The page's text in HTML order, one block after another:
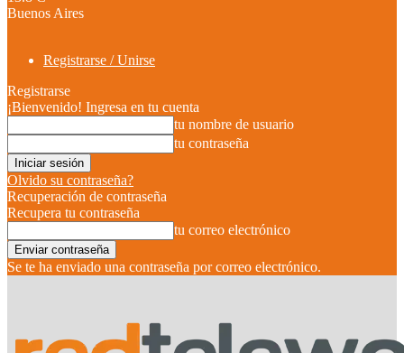
Buenos Aires
Registrarse / Unirse
Registrarse
¡Bienvenido! Ingresa en tu cuenta
tu nombre de usuario
tu contraseña
Olvido su contraseña?
Recuperación de contraseña
Recupera tu contraseña
tu correo electrónico
Se te ha enviado una contraseña por correo electrónico.